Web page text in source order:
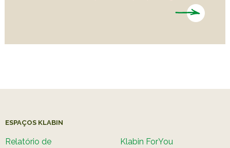
ESPAÇOS KLABIN
Relatório de
Klabin ForYou